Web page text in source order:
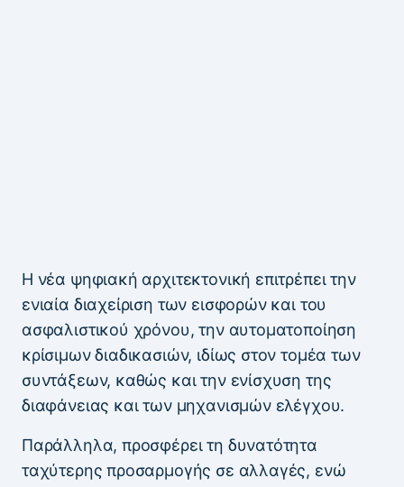
Η νέα ψηφιακή αρχιτεκτονική επιτρέπει την
ενιαία διαχείριση των εισφορών και του
ασφαλιστικού χρόνου, την αυτοματοποίηση
κρίσιμων διαδικασιών, ιδίως στον τομέα των
συντάξεων, καθώς και την ενίσχυση της
διαφάνειας και των μηχανισμών ελέγχου.
Παράλληλα, προσφέρει τη δυνατότητα
ταχύτερης προσαρμογής σε αλλαγές, ενώ